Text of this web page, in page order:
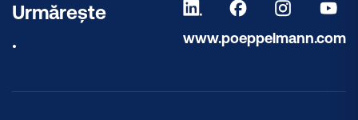
Urmărește
.
www.poeppelmann.com